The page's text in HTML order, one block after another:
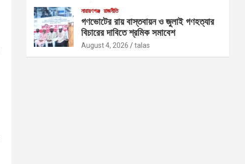
নারায়ণগঞ্জ রাজনীতি
গণভোটের রায় বাস্তবায়ন ও জুলাই গণহত্যার
বিচারের দাবিতে শ্রমিক সমাবেশ
August 4, 2026 talas